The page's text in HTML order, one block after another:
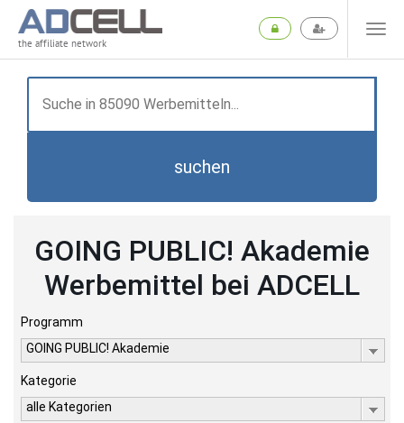
the affiliate network
suchen
GOING PUBLIC! Akademie
Werbemittel bei ADCELL
Programm
GOING PUBLIC! Akademie
Kategorie
alle Kategorien